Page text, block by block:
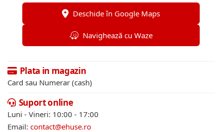
Deschide în Google Maps
Navighează cu Waze
Plata in magazin
Card sau Numerar (cash)
Suport online
Luni - Vineri: 10:00 - 17:00
Email: contact@ehuse.ro